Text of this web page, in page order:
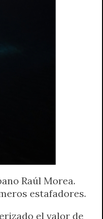
Raúl Morea.
estafadores.
el valor de